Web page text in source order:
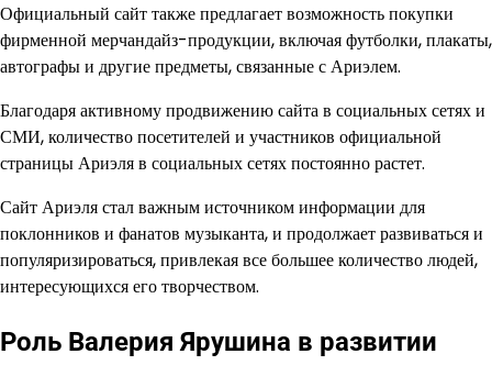
Официальный сайт также предлагает возможность покупки
фирменной мерчандайз-продукции, включая футболки, плакаты,
автографы и другие предметы, связанные с Ариэлем.
Благодаря активному продвижению сайта в социальных сетях и
СМИ, количество посетителей и участников официальной
страницы Ариэля в социальных сетях постоянно растет.
Сайт Ариэля стал важным источником информации для
поклонников и фанатов музыканта, и продолжает развиваться и
популяризироваться, привлекая все большее количество людей,
интересующихся его творчеством.
Роль Валерия Ярушина в развитии